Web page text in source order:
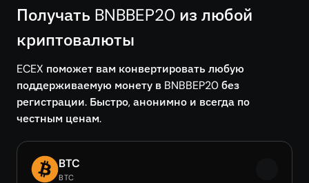
Получать BNBBEP20 из любой
криптовалюты
ECEX поможет вам конвертировать любую
поддерживаемую монету в BNBBEP20 без
регистрации. Быстро, анонимно и всегда по
честным ценам.
BTC
BTC